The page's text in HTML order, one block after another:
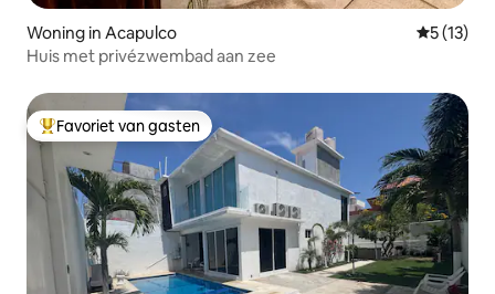
Woning in Acapulco
5 (13)
Huis met privézwembad aan zee
Topfavoriet van gasten
Favoriet van gasten